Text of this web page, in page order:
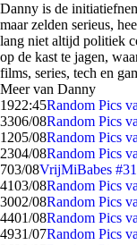
Danny is de
maar zelden serieus,
lang niet altijd politiek
op de kast te jagen,
films, series, tech en
Meer van Danny
1922:45Random Pics
3306/08Random Pics
1205/08Random Pics
2304/08Random Pics
703/08VrijMiBabes
4103/08Random Pics
3002/08Random Pics
4401/08Random Pics
4931/07Random Pics